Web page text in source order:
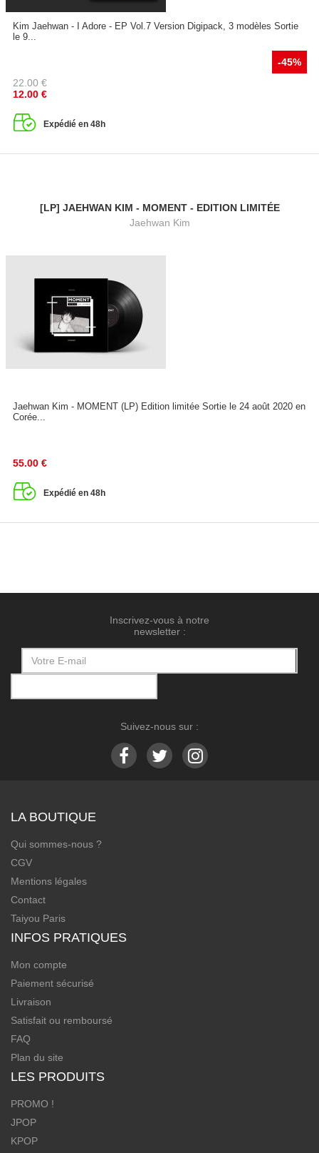
Kim Jaehwan - I Adore - EP Vol.7 Version Digipack, 3 modèles Sortie
le 9...
-45%
22.00 €
12.00 €
Expédié en 48h
[LP] JAEHWAN KIM - MOMENT - EDITION LIMITÉE
Jaehwan Kim
Jaehwan Kim - MOMENT (LP) Edition limitée Sortie le 24 août 2020 en
Corée...
55.00 €
Expédié en 48h
Inscrivez-vous à notre
newsletter :
Suivez-nous sur :
LA BOUTIQUE
Qui sommes-nous ?
CGV
Mentions légales
Contact
Taiyou Paris
INFOS PRATIQUES
Mon compte
Paiement sécurisé
Livraison
Satisfait ou remboursé
FAQ
Plan du site
LES PRODUITS
PROMO !
JPOP
KPOP